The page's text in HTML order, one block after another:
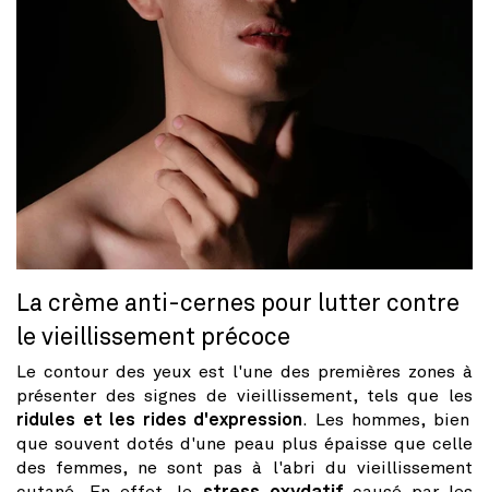
La crème anti-cernes pour lutter contre
le vieillissement précoce
Le contour des yeux est l'une des premières zones à
présenter des signes de vieillissement, tels que les
ridules et les rides d'expression. Les hommes, bien
que souvent dotés d'une peau plus épaisse que celle
des femmes, ne sont pas à l'abri du vieillissement